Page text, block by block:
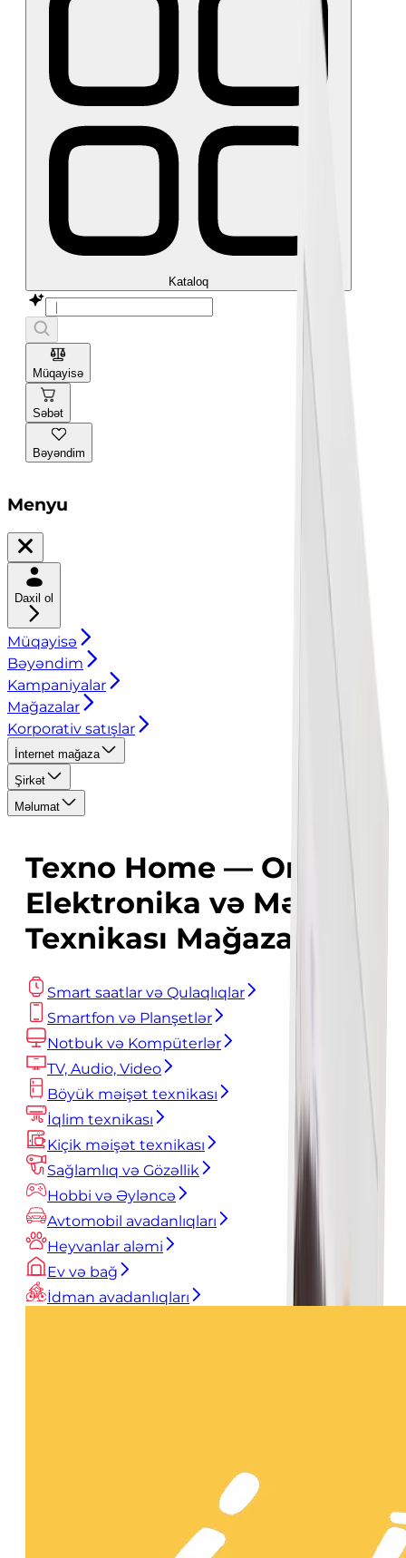
Kataloq
Müqayisə
Səbət
Bəyəndim
Menyu
Daxil ol
Müqayisə
Bəyəndim
Kampaniyalar
Mağazalar
Korporativ satışlar
İnternet mağaza
Şirkət
Məlumat
Texno Home — Onlayn
Elektronika və Məişət
Texnikası Mağazası
Smart saatlar və Qulaqlıqlar
Smartfon və Planşetlər
Notbuk və Kompüterlər
TV, Audio, Video
Böyük məişət texnikası
İqlim texnikası
Kiçik məişət texnikası
Sağlamlıq və Gözəllik
Hobbi və Əyləncə
Avtomobil avadanlıqları
Heyvanlar aləmi
Ev və bağ
İdman avadanlıqları